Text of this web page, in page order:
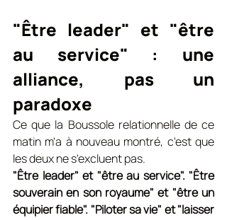
"Être leader" et "être
au service" : une
alliance, pas un
paradoxe
Ce que la Boussole relationnelle de ce
matin m'a à nouveau montré, c'est que
les deux ne s'excluent pas.
"Être leader" et "être au service". "Être
souverain en son royaume" et "être un
équipier fiable". "Piloter sa vie" et "laisser